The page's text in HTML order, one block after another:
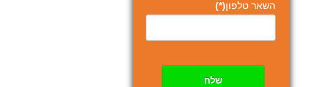
השאר טלפון(*)
שלח